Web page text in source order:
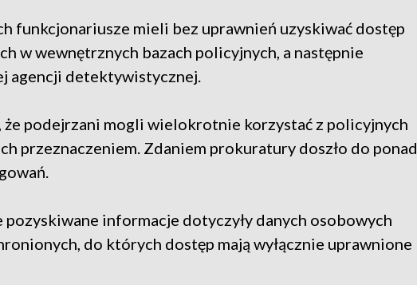
funkcjonariusze mieli bez uprawnień uzyskiwać dostęp
w wewnętrznych bazach policyjnych, a następnie
agencji detektywistycznej.
że podejrzani mogli wielokrotnie korzystać z policyjnych
przeznaczeniem. Zdaniem prokuratury doszło do ponad
pozyskiwane informacje dotyczyły danych osobowych
do których dostęp mają wyłącznie uprawnione